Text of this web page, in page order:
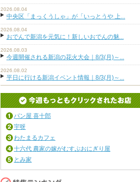
2026.08.04
中央区「まっくうしゃ」が「いっとうや 上...
2026.08.04
おでんで新潟を元気に！新しいおでんの魅...
2026.08.03
今週開催される新潟の花火大会｜8/3(月)～...
2026.08.02
平日に行ける新潟イベント情報｜8/3(月)～...
パン屋 喜十郎
宇呀
わたまるカフェ
十六代 農家の嫁がむすぶおにぎり屋
とみ家